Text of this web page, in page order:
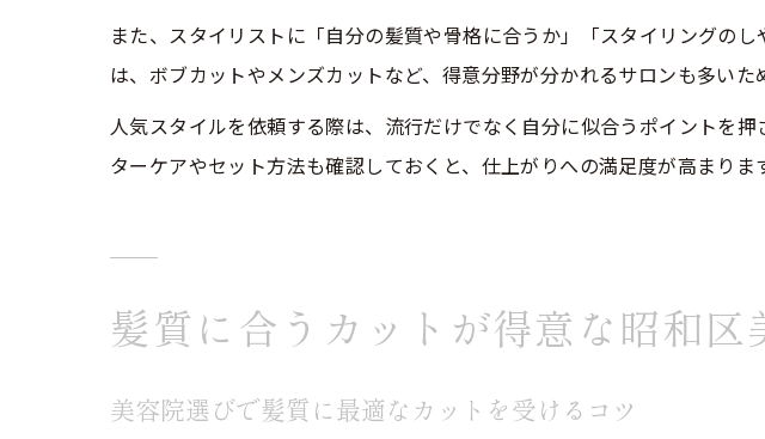
また、スタイリストに「自分の髪質や骨格に合うか」「スタイリングの
は、ボブカットやメンズカットなど、得意分野が分かれるサロンも多いた
人気スタイルを依頼する際は、流行だけでなく自分に似合うポイントを
ターケアやセット方法も確認しておくと、仕上がりへの満足度が高まりま
髪質に合うカットが得意な昭和区
美容院選びで髪質に最適なカットを受けるコツ